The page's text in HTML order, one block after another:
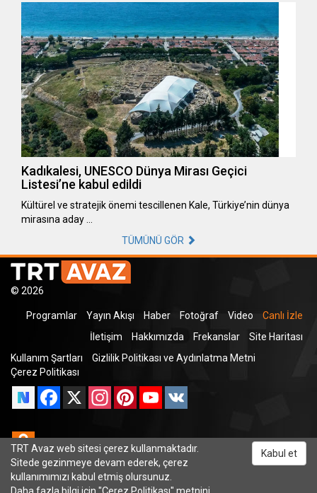
Kadıkalesi, UNESCO Dünya Mirası Geçici
Listesi’ne kabul edildi
Kültürel ve stratejik önemi tescillenen Kale, Türkiye’nin dünya
mirasına aday …
TÜMÜNÜ GÖR
© 2026
Programlar Yayın Akışı Haber Fotoğraf Video
Canlı İzle
İletişim
Hakkımızda Frekanslar
Site Haritası
Kullanım Şartları
Gizlilik Politikası ve Aydınlatma Metni
Çerez Politikası
Facebook
X InstagramPinterestYouTube
Odnoklassniki
TRT Avaz web sitesi çerez kullanmaktadır.
Sitede gezinmeye devam ederek, çerez
kullanımımızı kabul etmiş olursunuz.
Daha fazla bilgi için "Çerez Politikası" metnini
Kabul et